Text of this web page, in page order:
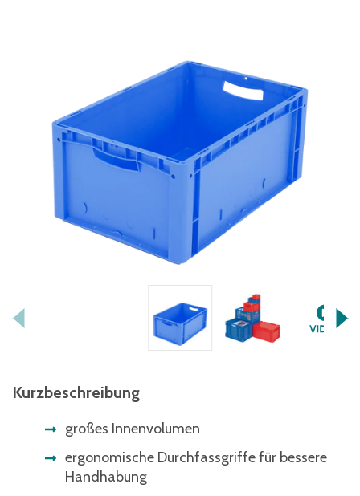
Kurzbeschreibung
großes Innenvolumen
ergonomische Durchfassgriffe für bessere
Handhabung